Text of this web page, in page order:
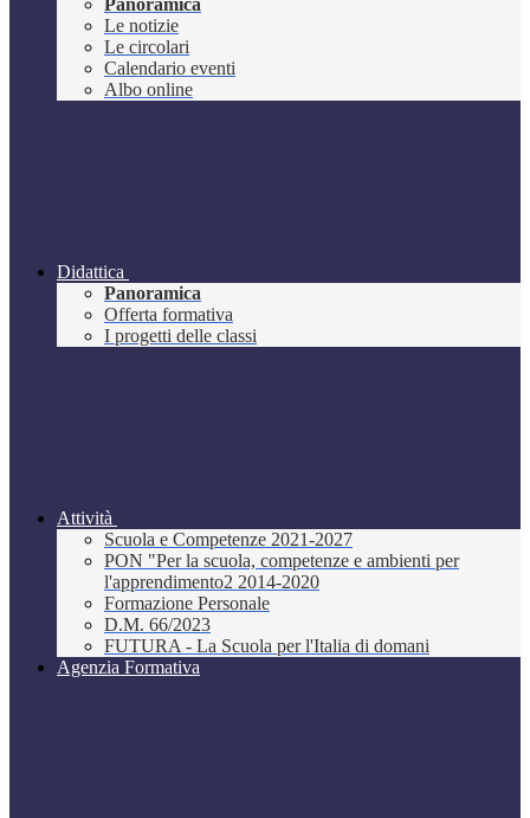
Panoramica
Le notizie
Le circolari
Calendario eventi
Albo online
Didattica
Panoramica
Offerta formativa
I progetti delle classi
Attività
Scuola e Competenze 2021-2027
PON "Per la scuola, competenze e ambienti per
l'apprendimento2 2014-2020
Formazione Personale
D.M. 66/2023
FUTURA - La Scuola per l'Italia di domani
Agenzia Formativa